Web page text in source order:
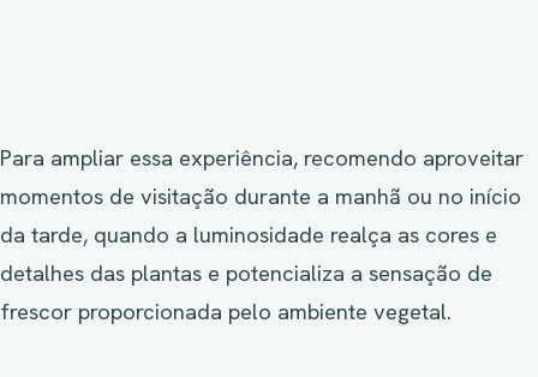
Para ampliar essa experiência, recomendo aproveitar
momentos de visitação durante a manhã ou no início
da tarde, quando a luminosidade realça as cores e
detalhes das plantas e potencializa a sensação de
frescor proporcionada pelo ambiente vegetal.